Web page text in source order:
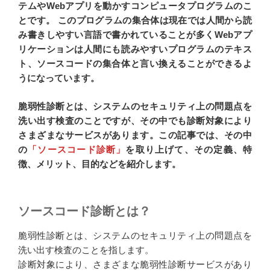
テムやWebアプリを動かすコンピュータプログラムのこ
とです。 このプログラムの集合体は現在では人間から読
み書きしやすい言語で書かれていることが多くWebアプ
リケーションは人間にも読みやすいプログラムのテキス
ト、ソースコードの集合体と言い換えることができるよ
うになっています。
脆弱性診断とは、システムのセキュリティ上の問題点を
洗い出す検査のことですが、その中でも診断対象により
さまざまなサービスがあります。この記事では、その中
の 「ソースコード診断」 を取り上げて、その定義、特
徴、メリット、目的などを紹介します。
ソースコード診断とは？
脆弱性診断とは、システムのセキュリティ上の問題点を
洗い出す検査のことを指します。
診断対象により、さまざまな脆弱性診断サービスがあり